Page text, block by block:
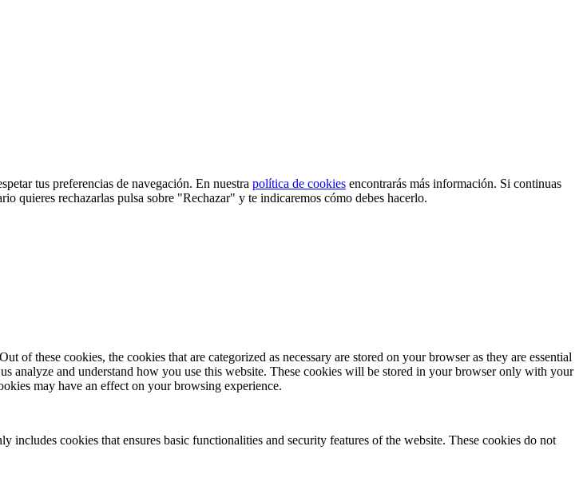
tus preferencias de navegación. En nuestra política de cookies encontrarás más información. Si continuas
quieres rechazarlas pulsa sobre "Rechazar" y te indicaremos cómo debes hacerlo.
these cookies, the cookies that are categorized as necessary are stored on your browser as they are essential
analyze and understand how you use this website. These cookies will be stored in your browser only with your
may have an effect on your browsing experience.
cookies that ensures basic functionalities and security features of the website. These cookies do not